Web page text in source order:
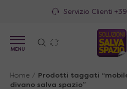
Servizio Clienti +39
MENU
Home /
Prodotti taggati
divano salva spazio”